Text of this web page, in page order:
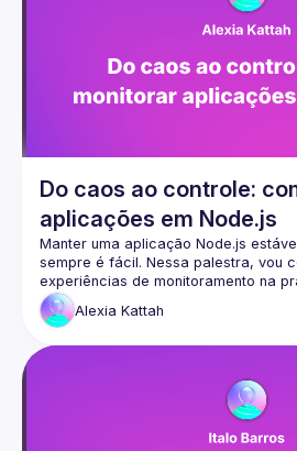
Do caos ao controle:
aplicações em Node.js
Manter uma aplicação Node.js
sempre é fácil. Nessa palestra, vou
experiências de monitoramento na
com gargalos de performance até
que virem problemas grandes.
Alexia Kattah